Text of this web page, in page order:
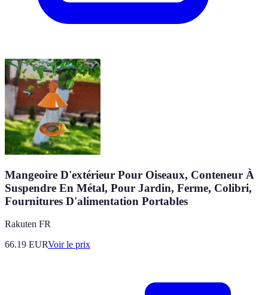
Mangeoire D'extérieur Pour Oiseaux, Conteneur À
Suspendre En Métal, Pour Jardin, Ferme, Colibri,
Fournitures D'alimentation Portables
Rakuten FR
66.19 EURVoir le prix